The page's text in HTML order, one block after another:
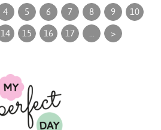
4 5 6 7 8 9
10
14 15 16 17 ... >